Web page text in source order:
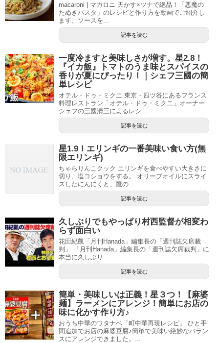
macaroni | マカロニ 天かす×ツナで絶品！「悪魔の
たぬきパスタ」のレシピと作り方を動画でご紹介し
ます。ソースを...
記事を読む
一度冷ますと美味しさが増す。星2.8！
『イカ飯』トマトのうま味とスパイスの
香りが夏にぴったり！｜シェフ三國の簡
単レシピ
オテル・ドゥ・ミクニ 東京・四ツ谷にあるフランス
料理レストラン「オテル・ドゥ・ミクニ」オーナー
シェフの三國清三によるレシ...
記事を読む
星1.9！エリンギの一番美味い食い方(無
限エリンギ)
ちゃらりんこクック エリンギを食べやすい大きさに
切り、塩コショウをする。 オリーブオイルにスライ
スしたにんにくと、鷹の...
記事を読む
久しぶりでもやっぱり村西監督が相変わ
らず面白い
花田紀凱「月刊Hanada」編集長の「週刊誌欠席裁
判」 「月刊Hanada」編集長の「週刊誌欠席裁判」に
本当に久しぶり...
記事を読む
簡単・美味しいは正義！星３つ！【麻婆
麺】ラーメンにアレンジ！簡単にお店の
味に化かす作り方♪
おうち中華のワタナベ「町中華再現レシピ」 ひと手
間追加でお店の麻婆豆腐♪簡単で美味い絶妙なバラン
スにアレンジできました。...